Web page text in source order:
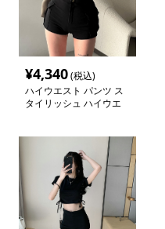
¥4,340(税込)
ハイウエスト パンツ ス
タイリッシュ ハイウエ